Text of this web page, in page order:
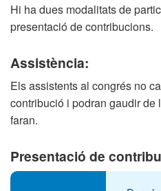
Hi ha dues modalitats de
presentació de contribucions.
Assistència:
Els assistents al congrés no
contribució i podran gaudir de
faran.
Presentació de